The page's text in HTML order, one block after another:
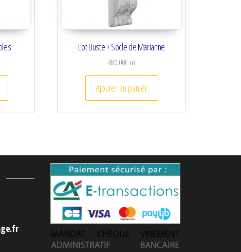
être choisies sur la page du produit
Ce produit a plusieurs variations. Les options peuvent être choisies sur la
Lot Buste + Socle de Marianne
480,00€ HT
Ajouter au panier